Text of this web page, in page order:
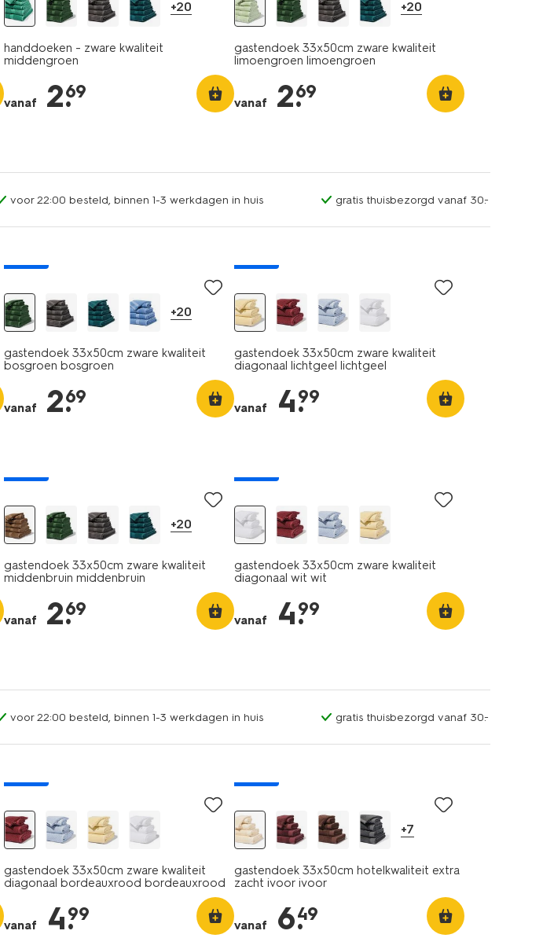
+20
handdoeken - zware kwaliteit
middengroen
vanaf 2.
69
+20
gastendoek 33x50cm zware kwaliteit
limoengroen limoengroen
vanaf 2.
69
voor 22:00 besteld, binnen 1-3 werkdagen in huis gratis thuisbezorgd vanaf 30.-
+20
gastendoek 33x50cm zware kwaliteit
bosgroen bosgroen
vanaf 2.
69
gastendoek 33x50cm zware kwaliteit
diagonaal lichtgeel lichtgeel
vanaf 4.
99
+20
gastendoek 33x50cm zware kwaliteit
middenbruin middenbruin
vanaf 2.
69
gastendoek 33x50cm zware kwaliteit
diagonaal wit wit
vanaf 4.
99
voor 22:00 besteld, binnen 1-3 werkdagen in huis gratis thuisbezorgd vanaf 30.-
gastendoek 33x50cm zware kwaliteit
diagonaal bordeauxrood bordeauxrood
vanaf 4.
99
+7
gastendoek 33x50cm hotelkwaliteit extra
zacht ivoor ivoor
vanaf 6.
49